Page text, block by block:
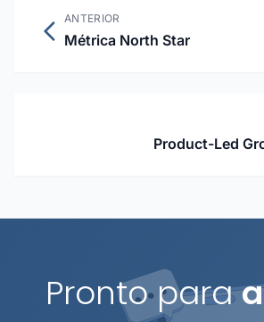
ANTERIOR
Métrica North Star
Product-Led
Pronto para